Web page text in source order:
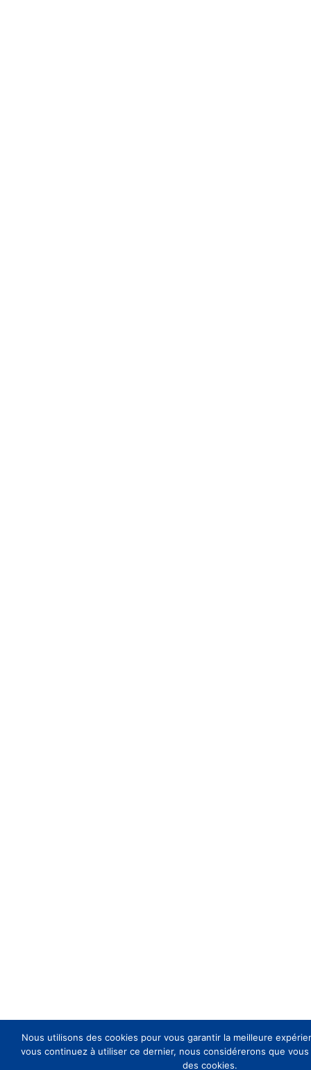
Nous utilisons des cookies pour vous garantir la meilleure
vous continuez à utiliser ce dernier, nous considérerons que
des cookies.